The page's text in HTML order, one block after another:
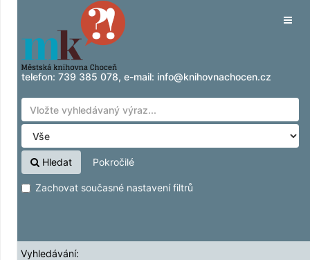
Zobrazuji výsledky1 - 1z
Přeskočit na obsah
telefon: 739 385 078, e-mail: info@knihovnachocen.cz
Hledat Pokročilé
Zachovat současné nastavení filtrů
Vyhledávání: